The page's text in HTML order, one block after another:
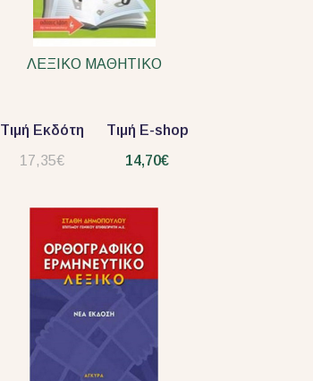
ΛΕΞΙΚΟ ΜΑΘΗΤΙΚΟ
Τιμή Εκδότη
17,35€
Τιμή E-shop
14,70€